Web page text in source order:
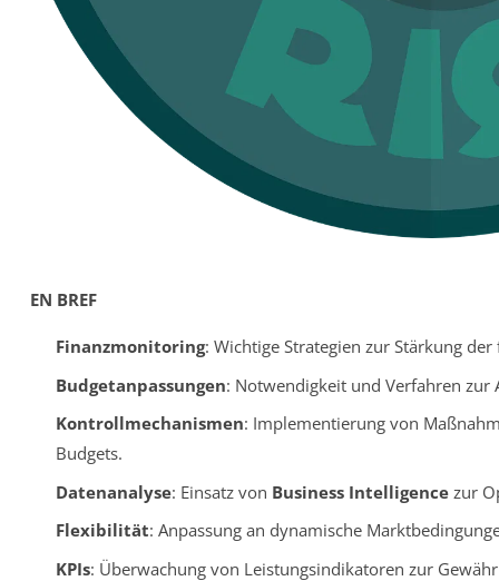
EN BREF
Finanzmonitoring: Wichtige Strategien zur Stärkung
Budgetanpassungen: Notwendigkeit und Verfahren zur
Kontrollmechanismen: Implementierung von
Budgets.
Datenanalyse: Einsatz von Business Intelligencezur
Flexibilität: Anpassung an dynamische
KPIs: Überwachung von Leistungsindikatoren zur